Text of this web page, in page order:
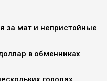
за мат и непристойные
в обменниках